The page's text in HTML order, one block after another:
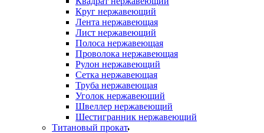
Круг нержавеющий
Лента нержавеющая
Лист нержавеющий
Полоса нержавеющая
Проволока нержавеющая
Рулон нержавеющий
Сетка нержавеющая
Труба нержавеющая
Уголок нержавеющий
Швеллер нержавеющий
Шестигранник нержавеющий
Титановый прокат